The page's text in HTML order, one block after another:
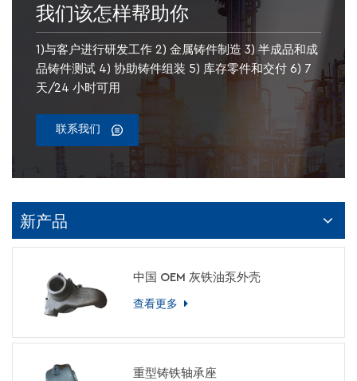
我们该怎样帮助你
1)与客户进行研发工作 2) 金属铸件制造 3) 半成品和成
品铸件测试 4) 协助铸件组装 5) 库存零件和交付 6) 7
天/24 小时可用
联系我们
新产品
中国 OEM 灰铁油泵外壳
查看更多
重型铸铁轴承座